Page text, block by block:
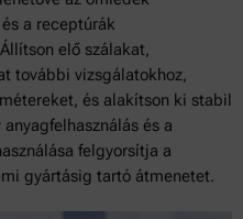
a receptúrák
elő szálakat,
további vizsgálatokhoz,
és alakítson ki stabil
és a
felgyorsítja a
gyártásig tartó átmenetet.